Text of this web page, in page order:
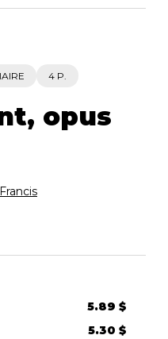
4 P.
opus
5.89 $
5.30 $